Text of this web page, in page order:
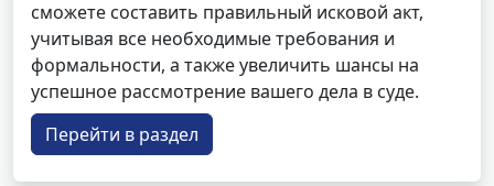
сможете составить правильный исковой акт,
учитывая все необходимые требования и
формальности, а также увеличить шансы на
успешное рассмотрение вашего дела в суде.
Перейти в раздел